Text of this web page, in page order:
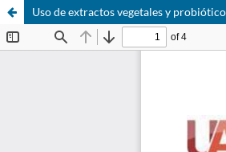
Uso de extractos vegetales y